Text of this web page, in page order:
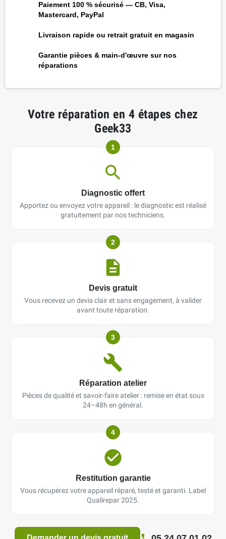
Paiement 100 % sécurisé — CB, Visa,
Mastercard, PayPal
Livraison rapide ou retrait gratuit en magasin
Garantie pièces & main-d'œuvre sur nos
réparations
Votre réparation en 4 étapes chez
Geek33
1
Diagnostic offert
Apportez ou envoyez votre appareil : le diagnostic est réalisé
gratuitement par nos techniciens.
2
Devis gratuit
Vous recevez un devis clair et sans engagement, à valider
avant toute réparation.
3
Réparation atelier
Pièces de qualité et savoir-faire atelier : remise en état sous
24–48h en général.
4
Restitution garantie
Vous récupérez votre appareil réparé, testé et garanti. Label
Qualirepar 2025.